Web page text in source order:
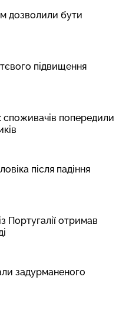
дозволили бути
підвищення
споживачів попередили
після падіння
Португалії отримав
задурманеного